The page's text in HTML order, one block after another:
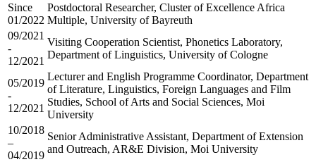
Since
01/2022
Postdoctoral Researcher, Cluster of Excellence Africa
Multiple, University of Bayreuth
09/2021
-
12/2021
Visiting Cooperation Scientist, Phonetics Laboratory,
Department of Linguistics, University of Cologne
05/2019
-
12/2021
Lecturer and English Programme Coordinator, Department
of Literature, Linguistics, Foreign Languages and Film
Studies, School of Arts and Social Sciences, Moi
University
10/2018
–
04/2019
Senior Administrative Assistant, Department of Extension
and Outreach, AR&E Division, Moi University